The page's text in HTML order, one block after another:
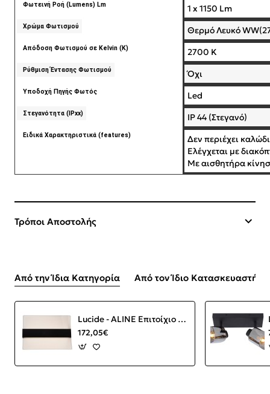
Φωτεινή Ροή (Lumens) Lm 1 x 1150 Lm
Χρώμα Φωτισμού Θερμό Λευκό
Απόδοση Φωτισμού σε Kelvin (K) 2700 K
Ρύθμιση Έντασης Φωτισμού Όχι
Υποδοχή Πηγής Φωτός Led
Στεγανότητα (IPxx) IP 44 (Στεγανό)
Ειδικά Χαρακτηριστικά (features)
Δεν περιέχει
Ελέγχεται με
Με αισθητήρα
Τρόποι Αποστολής
Από την Ίδια Κατηγορία Από τον Ίδιο Κατασκευαστή
Lucide - ALINE Επιτοίχιο Φωτιστικό LED Διάφανο, Μαύρο Ματ 3000 K
172,05€